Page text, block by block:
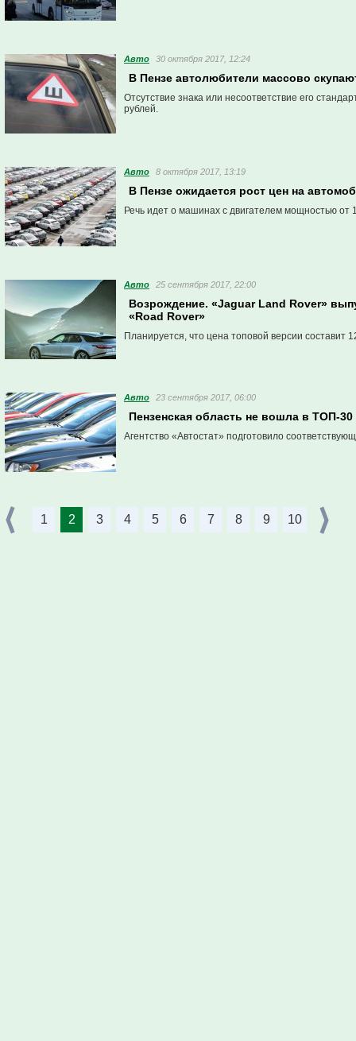
Авто 30 октября 2017, 12:24
В Пензе автолюбители массово
Отсутствие знака или несоответствие его
рублей.
Авто 8 октября 2017, 13:19
В Пензе ожидается рост цен на
Речь идет о машинах с двигателем мощностью от
Авто 25 сентября 2017, 22:00
Возрождение. «Jaguar Land Rover»
«Road Rover»
Планируется, что цена топовой версии составит
Авто 23 сентября 2017, 06:00
Пензенская область не вошла в ТОП-
Агентство «Автостат» подготовило
1 2 3 4 5 6 7 8 9 10